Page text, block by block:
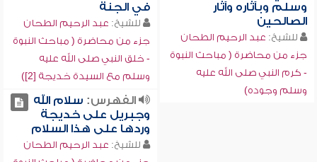
وسلم وبآثاره وآثار
الصالحين
للشيخ: عبد الرحيم الطحان
جزء من محاضرة ( مباحث النبوة
- كرم النبي صلى الله عليه
وسلم وجوده)
في الجنة
للشيخ: عبد الرحيم الطحان
جزء من محاضرة ( مباحث النبوة
- خلق النبي صلى الله عليه
وسلم مع السيدة خديجة [2])
الفهرس: سلام الله
وجبريل على خديجة
وردها على هذا السلام
للشيخ: عبد الرحيم الطحان